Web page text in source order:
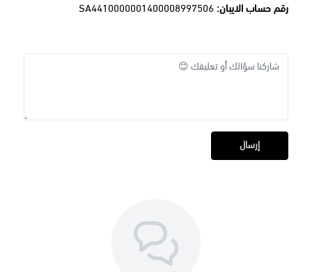
رقم حساب الايبان:
إرسال